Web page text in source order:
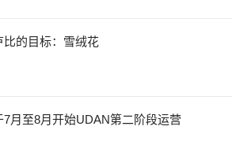
比的目标：雪绒花
7月至8月开始UDAN第二阶段运营